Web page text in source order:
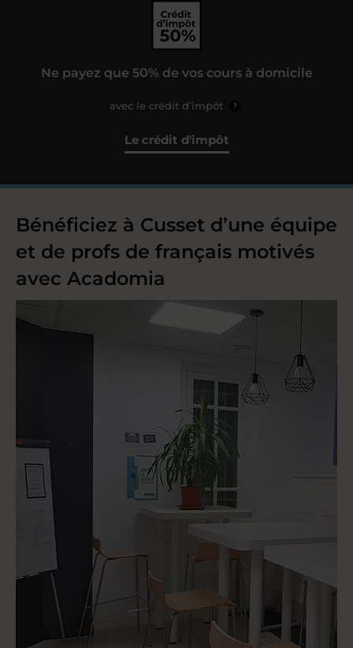
Ne payez que 50% de vos cours à domicile
avec le crédit d’impôt ?
Le crédit d'impôt
Bénéficiez à Cusset d’une équipe
et de profs de français motivés
avec Acadomia